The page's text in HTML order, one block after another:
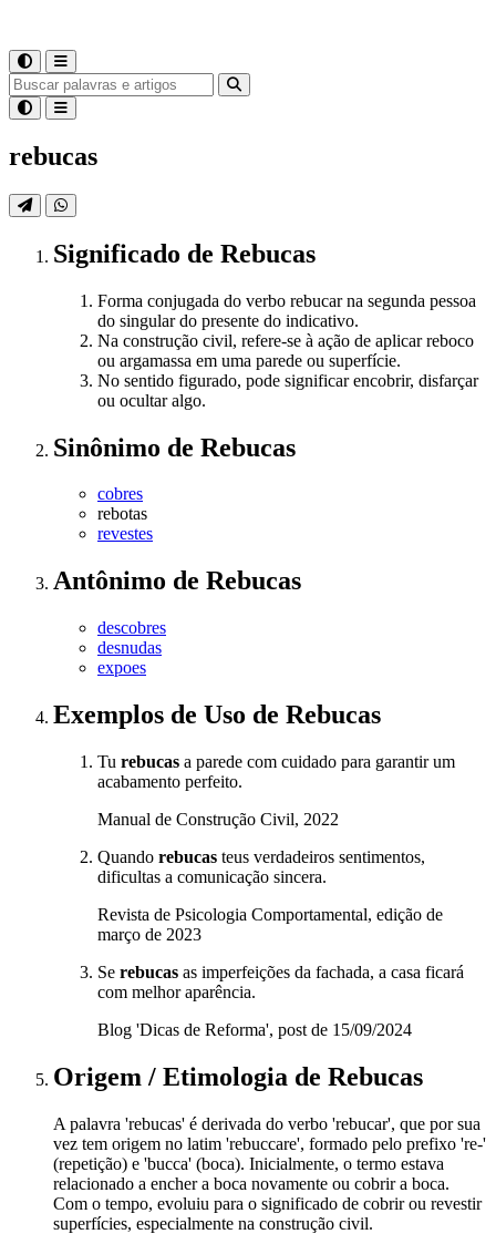
rebucas
Significado de Rebucas
Forma conjugada do verbo rebucar na segunda pessoa
do singular do presente do indicativo.
Na construção civil, refere-se à ação de aplicar reboco
ou argamassa em uma parede ou superfície.
No sentido figurado, pode significar encobrir, disfarçar
ou ocultar algo.
Sinônimo de Rebucas
cobres
rebotas
revestes
Antônimo de Rebucas
descobres
desnudas
expoes
Exemplos de Uso de Rebucas
Tu rebucas a parede com cuidado para garantir um
acabamento perfeito.
Manual de Construção Civil, 2022
Quando rebucas teus verdadeiros sentimentos,
dificultas a comunicação sincera.
Revista de Psicologia Comportamental, edição de
março de 2023
Se rebucas as imperfeições da fachada, a casa ficará
com melhor aparência.
Blog 'Dicas de Reforma', post de 15/09/2024
Origem / Etimologia de Rebucas
A palavra 'rebucas' é derivada do verbo 'rebucar', que por sua
vez tem origem no latim 'rebuccare', formado pelo prefixo 're-'
(repetição) e 'bucca' (boca). Inicialmente, o termo estava
relacionado a encher a boca novamente ou cobrir a boca.
Com o tempo, evoluiu para o significado de cobrir ou revestir
superfícies, especialmente na construção civil.